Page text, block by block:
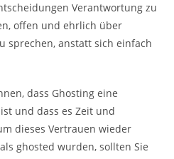
Verantwortung zu
offen und ehrlich über
sprechen, anstatt sich einfach
dass Ghosting eine
und dass es Zeit und
dieses Vertrauen wieder
ghosted wurden, sollten Sie